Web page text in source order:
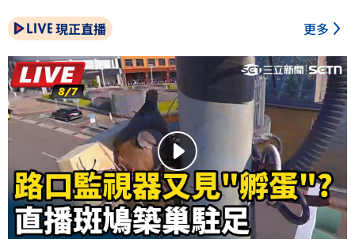
現正直播 更多